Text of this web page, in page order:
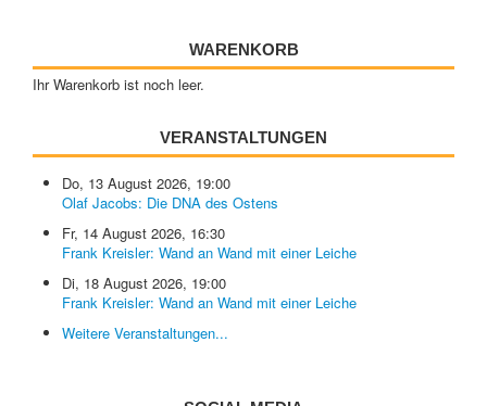
WARENKORB
Ihr Warenkorb ist noch leer.
VERANSTALTUNGEN
Do, 13 August 2026, 19:00
Olaf Jacobs: Die DNA des Ostens
Fr, 14 August 2026, 16:30
Frank Kreisler: Wand an Wand mit einer Leiche
Di, 18 August 2026, 19:00
Frank Kreisler: Wand an Wand mit einer Leiche
Weitere Veranstaltungen...